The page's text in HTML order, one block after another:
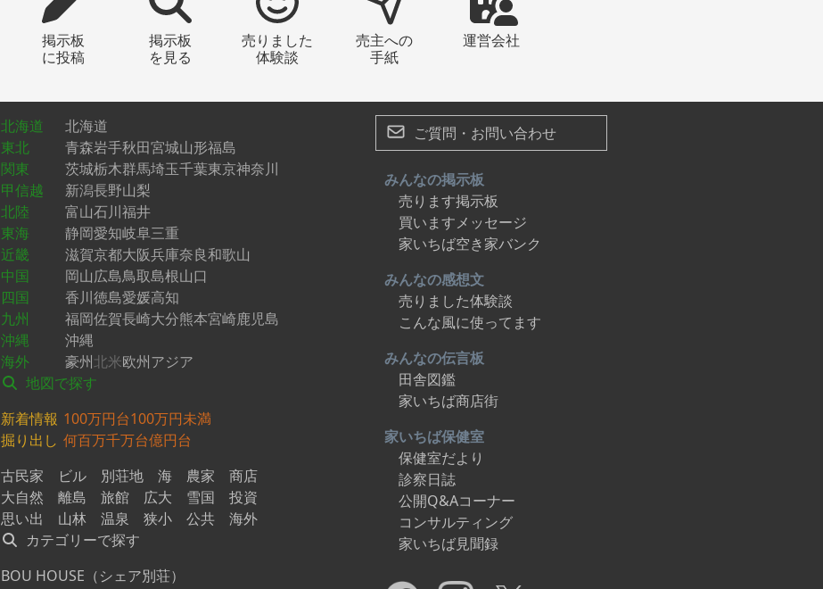
掲示板
に投稿
掲示板
を見る
売りました
体験談
売主への
手紙
運営会社
北海道
北海道
東北
青森岩手秋田宮城山形福島
関東
茨城栃木群馬埼玉千葉東京神奈川
甲信越
新潟長野山梨
北陸
富山石川福井
東海
静岡愛知岐阜三重
近畿
滋賀京都大阪兵庫奈良和歌山
中国
岡山広島鳥取島根山口
四国
香川徳島愛媛高知
九州
福岡佐賀長崎大分熊本宮崎鹿児島
沖縄
沖縄
海外
豪州北米欧州アジア
地図で探す
新着情報 100万円台100万円未満
掘り出し 何百万千万台億円台
古民家
ビル 別荘地 海 農家
商店
大自然
離島 旅館 広大 雪国
投資
思い出
山林 温泉 狭小 公共
海外
カテゴリーで探す
BOU HOUSE（シェア別荘）
ご質問・お問い合わせ
みんなの掲示板
売ります掲示板
買いますメッセージ
家いちば空き家バンク
みんなの感想文
売りました体験談
こんな風に使ってます
みんなの伝言板
田舎図鑑
家いちば商店街
家いちば保健室
保健室だより
診察日誌
公開Q&Aコーナー
コンサルティング
家いちば見聞録